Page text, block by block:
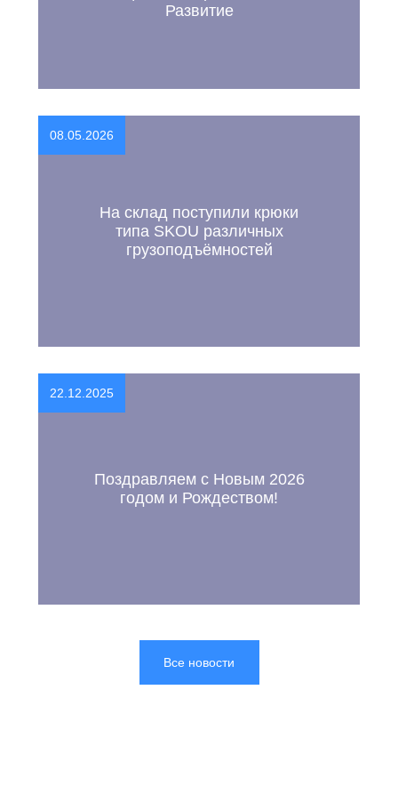
Развитие
08.05.2026
На склад поступили крюки
типа SKOU различных
грузоподъёмностей
22.12.2025
Поздравляем с Новым 2026
годом и Рождеством!
Все новости